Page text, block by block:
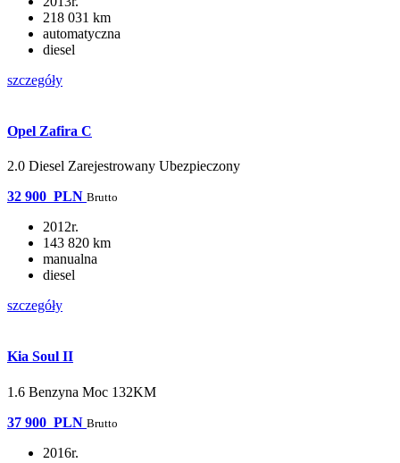
218 031 km
automatyczna
diesel
szczegóły
Opel Zafira C
2.0 Diesel Zarejestrowany Ubezpieczony
32 900 PLN Brutto
2012r.
143 820 km
manualna
diesel
szczegóły
Kia Soul II
1.6 Benzyna Moc 132KM
37 900 PLN Brutto
2016r.